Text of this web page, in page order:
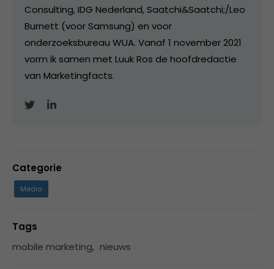
Consulting, IDG Nederland, Saatchi&Saatchi;/Leo
Burnett (voor Samsung) en voor
onderzoeksbureau WUA. Vanaf 1 november 2021
vorm ik samen met Luuk Ros de hoofdredactie
van Marketingfacts.
Categorie
Media
Tags
mobile marketing, nieuws